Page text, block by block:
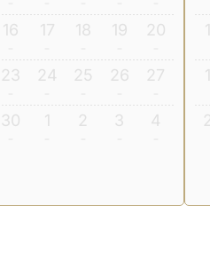
16 17 18 19 20
23 24 25 26 27
30 1 2 3 4